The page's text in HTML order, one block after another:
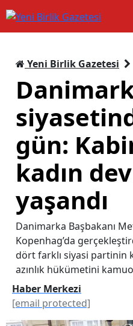
Yeni Birlik Gazetesi
gün:
kadın
yaşandı
Danimarka Başbakanı
Kopenhag’da
dört farklı siyasi partinin
azınlık hükümetini
Haber Merkezi
[email protected]